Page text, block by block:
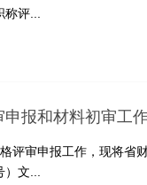
评...
报和材料初审工
评审申报工作，现将省
文...